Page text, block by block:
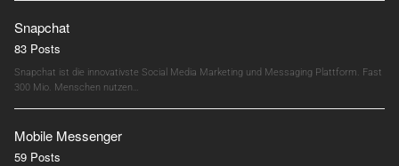
Snapchat
83 Posts
Snapchat ist die innovativste Social Media Marketing und Messaging Plattform. Fast
300 Mio. Menschen nutzen…
Mobile Messenger
59 Posts